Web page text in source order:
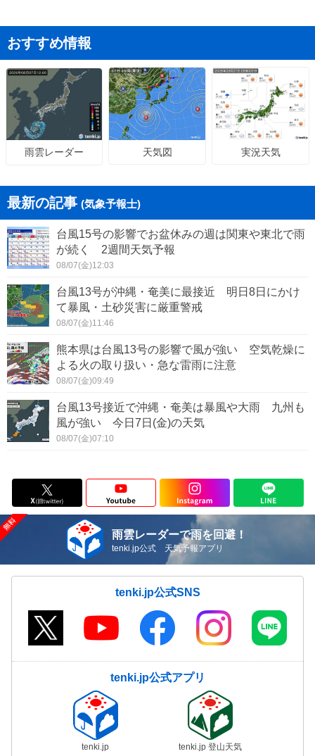
おすすめ情報
雨雲レーダー 天気図 実況天気
最新の記事 (気象予報士)
台風15号の影響でお盆休みの週は関東や東北で雨
が続く 2週間天気予報
08/07(金)12:03
台風13号が沖縄・奄美に最接近 明日8日にかけ
て暴風・土砂災害に厳重警戒
08/07(金)11:46
熊本県は台風13号の影響で風が強い 空気乾燥に
よる火の取り扱い・急な雷雨に注意
08/07(金)09:49
台風13号接近で沖縄・奄美は暴風や大雨 九州も
風が強い 今日7日(金)の天気
08/07(金)07:10
雨雲レーダーで雨を回避！
tenki.jp公式 天気予報アプリ
tenki.jp公式SNS
tenki.jp公式アプリ
tenki.jp tenki.jp 登山天気